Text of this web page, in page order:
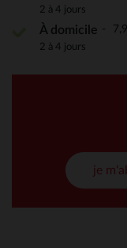
2 à 4 jours
À domicile
2 à 4 jours
je